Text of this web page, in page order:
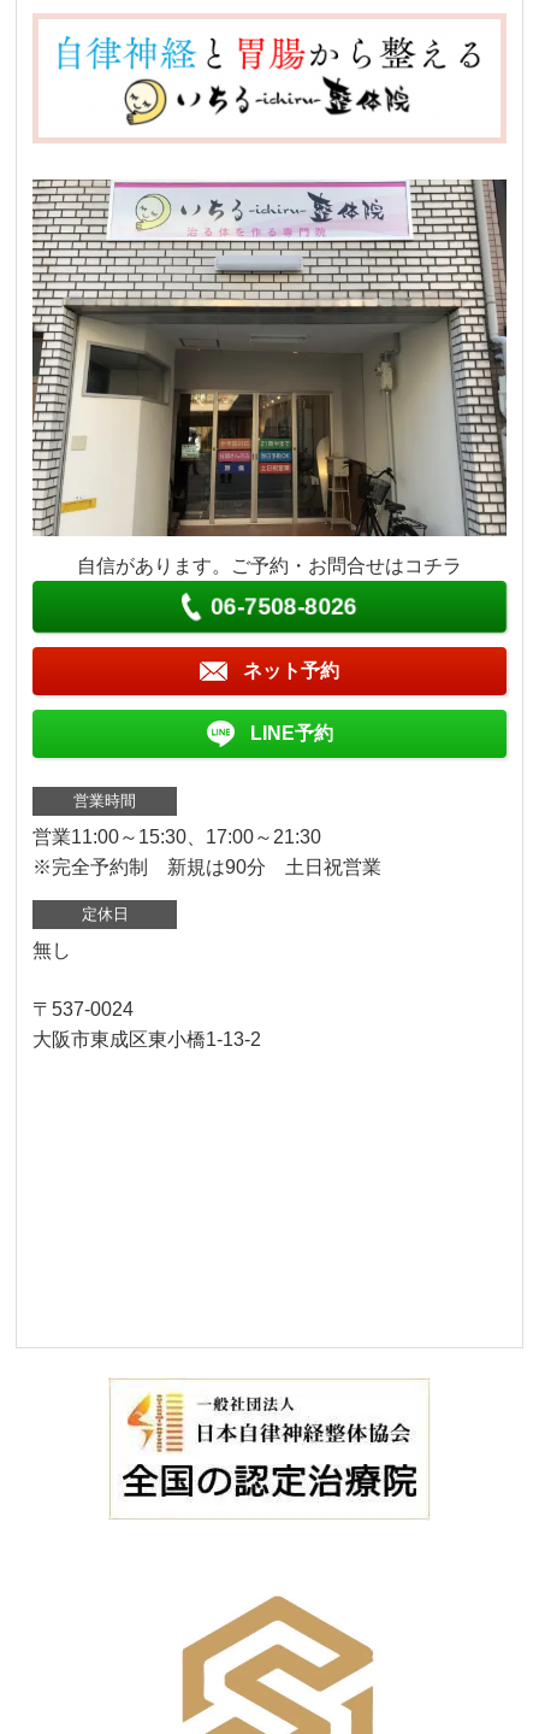
自信があります。ご予約・お問合せはコチラ
06-7508-8026
ネット予約
LINE予約
営業時間
営業11:00～15:30、17:00～21:30
※完全予約制 新規は90分 土日祝営業
定休日
無し
〒537-0024
大阪市東成区東小橋1-13-2